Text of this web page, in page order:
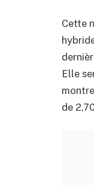
Cette
Elle
de